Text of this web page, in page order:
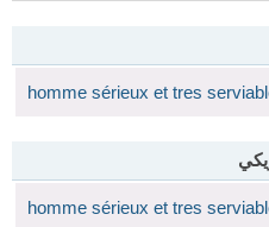
homme sérieux et tres
homme sérieux et tres